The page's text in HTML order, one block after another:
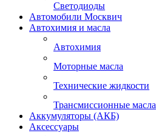
Светодиоды
Автомобили Москвич
Автохимия и масла
Автохимия
Моторные масла
Технические жидкости
Трансмиссионные масла
Аккумуляторы (АКБ)
Аксессуары